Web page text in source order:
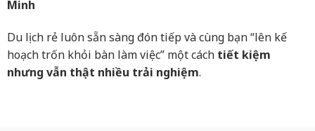
Minh
Du lịch rẻ luôn sẵn sàng đón tiếp và cùng bạn “lên kế
hoạch trốn khỏi bàn làm việc” một cách tiết kiệm
nhưng vẫn thật nhiều trải nghiệm.